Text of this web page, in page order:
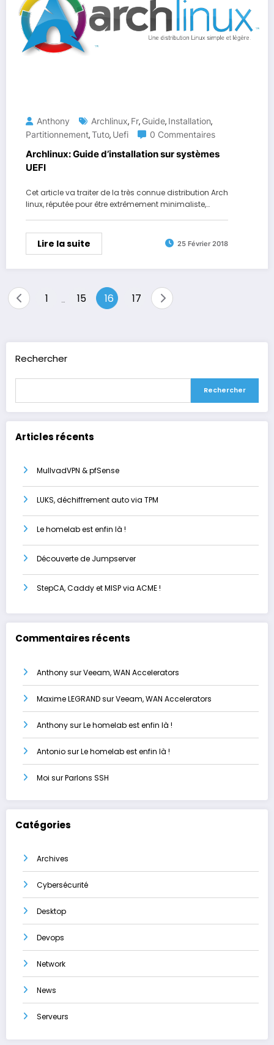
Anthony Archlinux, Fr, Guide, Installation,
Partitionnement,Tuto, Uefi 0 Commentaires
Archlinux: Guide d’installation sur systèmes
UEFI
Cet article va traiter de la très connue distribution Arch
linux, réputée pour être extrêmement minimaliste,…
Lire la suite 25 Février 2018
Pagination
1 15 16 17
Rechercher
Rechercher
Articles récents
MullvadVPN & pfSense
LUKS, déchiffrement auto via TPM
Le homelab est enfin là !
Découverte de Jumpserver
StepCA, Caddy et MISP via ACME !
Commentaires récents
AnthonysurVeeam, WAN Accelerators
Maxime LEGRANDsurVeeam, WAN Accelerators
AnthonysurLe homelab est enfin là !
AntoniosurLe homelab est enfin là !
Moi surParlons SSH
Catégories
Archives
Cybersécurité
Desktop
Devops
Network
News
Serveurs